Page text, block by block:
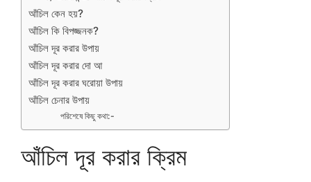
আঁচিল কেন হয়?
আঁচিল কি বিপজ্জনক?
আঁচিল দূর করার উপায়
আঁচিল দূর করার দো আ
আঁচিল দূর করার ঘরোয়া উপায়
আঁচিল চেনার উপায়
পরিশেষে কিছু কথা:-
আঁচিল দূর করার ক্রিম